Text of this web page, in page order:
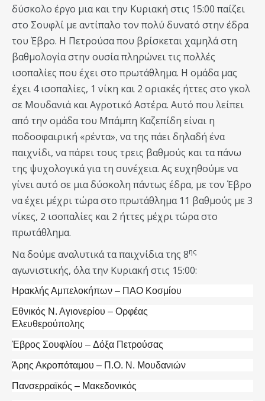
δύσκολο έργο μια και την Κυριακή στις 15:00 παίζει
στο Σουφλί με αντίπαλο τον πολύ δυνατό στην έδρα
του Έβρο. Η Πετρούσα που βρίσκεται χαμηλά στη
βαθμολογία στην ουσία πληρώνει τις πολλές
ισοπαλίες που έχει στο πρωτάθλημα. Η ομάδα μας
έχει 4 ισοπαλίες, 1 νίκη και 2 οριακές ήττες στο γκολ
σε Μουδανιά και Αγροτικό Αστέρα. Αυτό που λείπει
από την ομάδα του Μπάμπη Καζεπίδη είναι η
ποδοσφαιρική «ρέντα», να της πάει δηλαδή ένα
παιχνίδι, να πάρει τους τρεις βαθμούς και τα πάνω
της ψυχολογικά για τη συνέχεια. Ας ευχηθούμε να
γίνει αυτό σε μια δύσκολη πάντως έδρα, με τον Έβρο
να έχει μέχρι τώρα στο πρωτάθλημα 11 βαθμούς με 3
νίκες, 2 ισοπαλίες και 2 ήττες μέχρι τώρα στο
πρωτάθλημα.
Να δούμε αναλυτικά τα παιχνίδια της 8ης
αγωνιστικής, όλα την Κυριακή στις 15:00:
Ηρακλής Αμπελοκήπων – ΠΑΟ Κοσμίου
Εθνικός Ν. Αγιονερίου – Ορφέας
Ελευθερούπολης
Έβρος Σουφλίου – Δόξα Πετρούσας
Άρης Ακροπόταμου – Π.Ο. Ν. Μουδανιών
Πανσερραϊκός – Μακεδονικός